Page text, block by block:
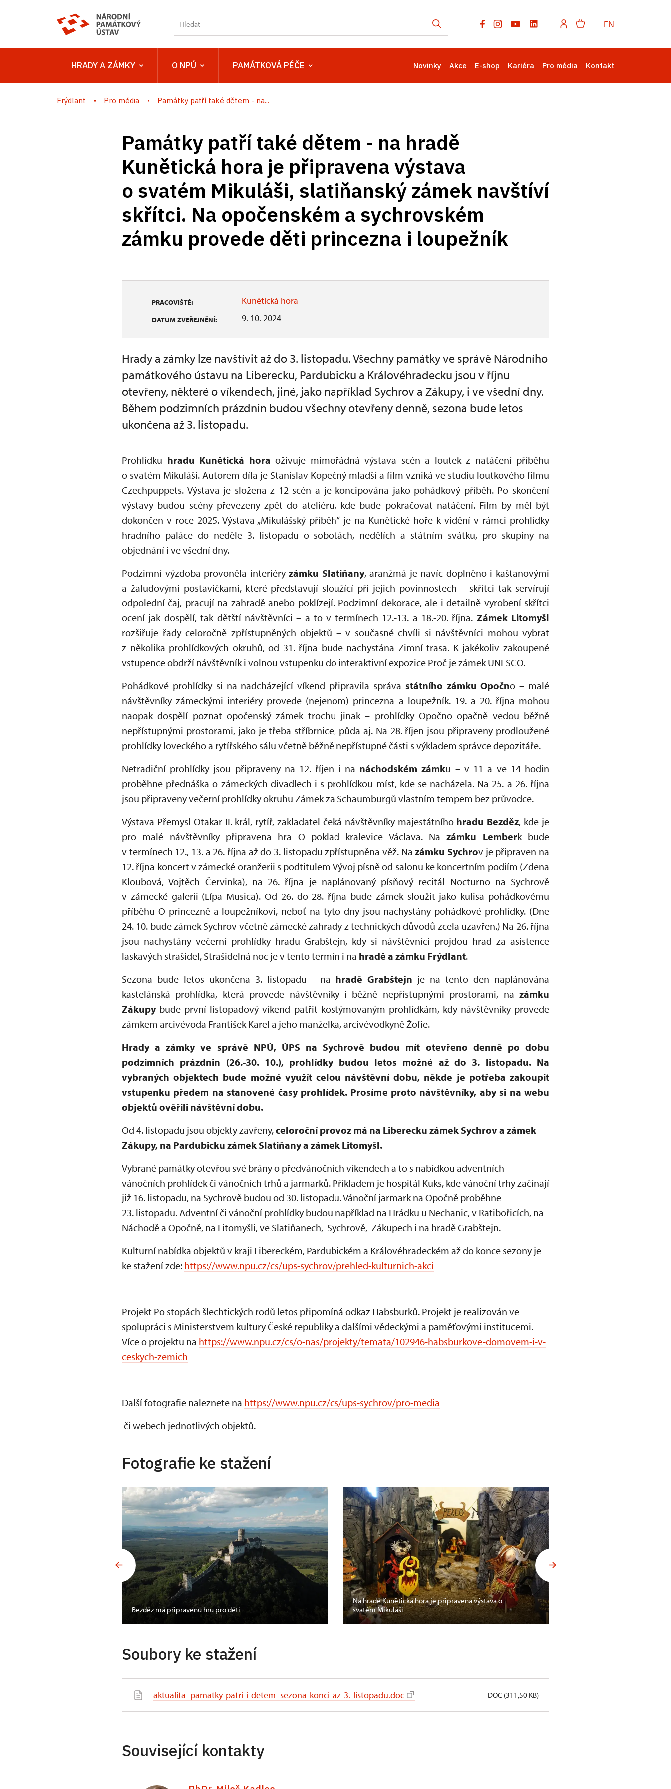
EN
HRADY A ZÁMKY O NPÚ PAMÁTKOVÁ PÉČE Novinky Akce E-shop Kariéra Pro média Kontakt
Frýdlant Pro média Památky patří také dětem - na...
Památky patří také dětem - na hradě
Kunětická hora je připravena výstava
o svatém Mikuláši, slatiňanský zámek navštíví
skřítci. Na opočenském a sychrovském
zámku provede děti princezna i loupežník
PRACOVIŠTĚ: Kunětická hora
DATUM ZVEŘEJNĚNÍ: 9. 10. 2024
Hrady a zámky lze navštívit až do 3. listopadu. Všechny památky ve správě Národního
památkového ústavu na Liberecku, Pardubicku a Královéhradecku jsou v říjnu
otevřeny, některé o víkendech, jiné, jako například Sychrov a Zákupy, i ve všední dny.
Během podzimních prázdnin budou všechny otevřeny denně, sezona bude letos
ukončena až 3. listopadu.
Prohlídku hradu Kunětická hora oživuje mimořádná výstava scén a loutek z natáčení příběhu
o svatém Mikuláši. Autorem díla je Stanislav Kopečný mladší a film vzniká ve studiu loutkového filmu
Czechpuppets. Výstava je složena z 12 scén a je koncipována jako pohádkový příběh. Po skončení
výstavy budou scény převezeny zpět do ateliéru, kde bude pokračovat natáčení. Film by měl být
dokončen v roce 2025. Výstava „Mikulášský příběh“ je na Kunětické hoře k vidění v rámci prohlídky
hradního paláce do neděle 3. listopadu o sobotách, nedělích a státním svátku, pro skupiny na
objednání i ve všední dny.
Podzimní výzdoba provoněla interiéryzámku Slatiňany, aranžmá je navíc doplněno i kaštanovými
a žaludovými postavičkami, které představují sloužící při jejich povinnostech – skřítci tak servírují
odpolední čaj, pracují na zahradě anebo poklízejí. Podzimní dekorace, ale i detailně vyrobení skřítci
ocení jak dospělí, tak dětští návštěvníci – a to v termínech 12.-13. a 18.-20. října. Zámek Litomyšl
rozšiřuje řady celoročně zpřístupněných objektů – v současné chvíli si návštěvníci mohou vybrat
z několika prohlídkových okruhů, od 31. října bude nachystána Zimní trasa. K jakékoliv zakoupené
vstupence obdrží návštěvník i volnou vstupenku do interaktivní expozice Proč je zámek UNESCO.
Pohádkové prohlídky si na nadcházející víkend připravila správa státního zámku Opočno – malé
návštěvníky zámeckými interiéry provede (nejenom) princezna a loupežník. 19. a 20. října mohou
naopak dospělí poznat opočenský zámek trochu jinak – prohlídky Opočno opačně vedou běžně
nepřístupnými prostorami, jako je třeba stříbrnice, půda aj. Na 28. říjen jsou připraveny prodloužené
prohlídky loveckého a rytířského sálu včetně běžně nepřístupné části s výkladem správce depozitáře.
Netradiční prohlídky jsou připraveny na 12. říjen i na náchodském zámku – v 11 a ve 14 hodin
proběhne přednáška o zámeckých divadlech i s prohlídkou míst, kde se nacházela. Na 25. a 26. října
jsou připraveny večerní prohlídky okruhu Zámek za Schaumburgů vlastním tempem bez průvodce.
Výstava Přemysl Otakar II. král, rytíř, zakladatel čeká návštěvníky majestátního hradu Bezděz, kde je
pro malé návštěvníky připravena hra O poklad kralevice Václava. Na zámku Lemberk bude
v termínech 12., 13. a 26. října až do 3. listopadu zpřístupněna věž. Nazámku Sychrov je připraven na
12. října koncert v zámecké oranžerii s podtitulem Vývoj písně od salonu ke koncertním podiím (Zdena
Kloubová, Vojtěch Červinka), na 26. října je naplánovaný písňový recitál Nocturno na Sychrově
v zámecké galerii (Lípa Musica). Od 26. do 28. října bude zámek sloužit jako kulisa pohádkovému
příběhu O princezně a loupežníkovi, neboť na tyto dny jsou nachystány pohádkové prohlídky. (Dne
24. 10. bude zámek Sychrov včetně zámecké zahrady z technických důvodů zcela uzavřen.) Na 26. října
jsou nachystány večerní prohlídky hradu Grabštejn, kdy si návštěvníci projdou hrad za asistence
laskavých strašidel, Strašidelná noc je v tento termín i na hradě a zámku Frýdlant.
Sezona bude letos ukončena 3. listopadu - na hradě Grabštejn je na tento den naplánována
kastelánská prohlídka, která provede návštěvníky i běžně nepřístupnými prostorami, na zámku
Zákupybude první listopadový víkend patřit kostýmovaným prohlídkám, kdy návštěvníky provede
zámkem arcivévoda František Karel a jeho manželka, arcivévodkyně Žofie.
Hrady a zámky ve správě NPÚ, ÚPS na Sychrově budou mít otevřeno denně po dobu
podzimních prázdnin (26.-30. 10.), prohlídky budou letos možné až do 3. listopadu. Na
vybraných objektech bude možné využít celou návštěvní dobu, někde je potřeba zakoupit
vstupenku předem na stanovené časy prohlídek. Prosíme proto návštěvníky, aby si na webu
objektů ověřili návštěvní dobu.
Od 4. listopadu jsou objekty zavřeny,celoroční provoz má na Liberecku zámek Sychrov a zámek
Zákupy, na Pardubicku zámek Slatiňany a zámek Litomyšl.
Vybrané památky otevřou své brány o předvánočních víkendech a to s nabídkou adventních –
vánočních prohlídek či vánočních trhů a jarmarků. Příkladem je hospitál Kuks, kde vánoční trhy začínají
již 16. listopadu, na Sychrově budou od 30. listopadu. Vánoční jarmark na Opočně proběhne
23. listopadu. Adventní či vánoční prohlídky budou například na Hrádku u Nechanic, v Ratibořicích, na
Náchodě a Opočně, na Litomyšli, ve Slatiňanech, Sychrově, Zákupech i na hradě Grabštejn.
Kulturní nabídka objektů v kraji Libereckém, Pardubickém a Královéhradeckém až do konce sezony je
ke stažení zde: https://www.npu.cz/cs/ups-sychrov/prehled-kulturnich-akci
Projekt Po stopách šlechtických rodů letos připomíná odkaz Habsburků. Projekt je realizován ve
spolupráci s Ministerstvem kultury České republiky a dalšími vědeckými a paměťovými institucemi.
Více o projektu na https://www.npu.cz/cs/o-nas/projekty/temata/102946-habsburkove-domovem-i-v-
ceskych-zemich
Další fotografie naleznete na https://www.npu.cz/cs/ups-sychrov/pro-media
či webech jednotlivých objektů.
Fotografie ke stažení
Bezděz má připravenu hru pro děti
Na hradě Kunětická hora je připravena výstava o
svatém Mikuláši
Soubory ke stažení
aktualita_pamatky-patri-i-detem_sezona-konci-az-3.-listopadu.doc DOC (311,50 KB)
Související kontakty